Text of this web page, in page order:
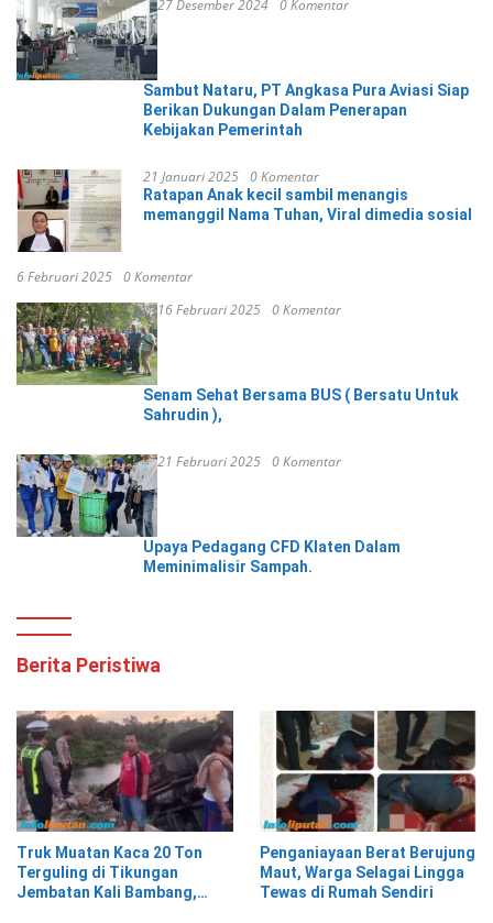
27 Desember 2024 0 Komentar
Sambut Nataru, PT Angkasa Pura Aviasi Siap
Berikan Dukungan Dalam Penerapan
Kebijakan Pemerintah
21 Januari 2025 0 Komentar
Ratapan Anak kecil sambil menangis
memanggil Nama Tuhan, Viral dimedia sosial
6 Februari 2025 0 Komentar
16 Februari 2025 0 Komentar
Senam Sehat Bersama BUS ( Bersatu Untuk
Sahrudin ),
21 Februari 2025 0 Komentar
Upaya Pedagang CFD Klaten Dalam
Meminimalisir Sampah.
Berita Peristiwa
Truk Muatan Kaca 20 Ton
Terguling di Tikungan
Jembatan Kali Bambang,
Penganiayaan Berat Berujung
Maut, Warga Selagai Lingga
Tewas di Rumah Sendiri